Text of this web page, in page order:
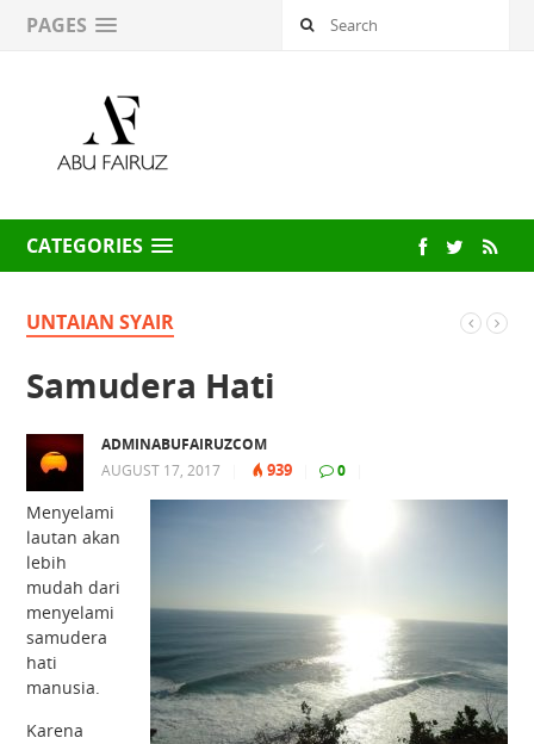
PAGES
CATEGORIES
UNTAIAN SYAIR
Samudera Hati
ADMINABUFAIRUZCOM
AUGUST 17, 2017
939 0
Menyelami
lautan akan
lebih
mudah dari
menyelami
samudera
hati
manusia.
Karena